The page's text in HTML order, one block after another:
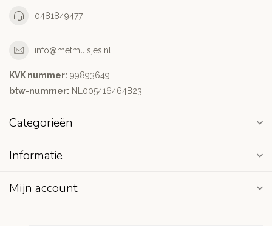
0481849477
info@metmuisjes.nl
KVK nummer: 99893649
btw-nummer: NL005416464B23
Categorieën
Informatie
Mijn account